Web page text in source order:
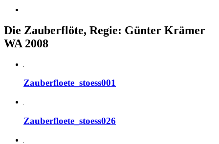
Die Zauberflöte, Regie: Günter Krämer
WA 2008
Zauberfloete_stoess001
Zauberfloete_stoess026